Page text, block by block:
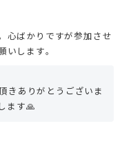
心ばかりですが参加させ
します。
きありがとうございま
ます🙏